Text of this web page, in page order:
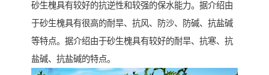
砂生槐具有较好的抗逆性和较强的保水能力。据介绍由
于砂生槐具有很高的耐旱、抗风、防沙、防碱、抗盐碱
等特点。据介绍由于砂生槐具有较好的耐旱、抗寒、抗
盐碱、抗盐碱的特点。